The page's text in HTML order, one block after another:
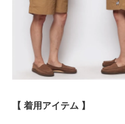
【 着用アイテム 】